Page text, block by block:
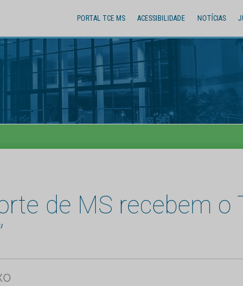
PORTAL TCE MS ACESSIBILIDADE NOTÍCIAS
de MS recebem o